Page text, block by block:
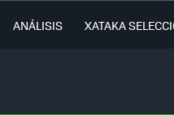
ANÁLISIS XATAKA